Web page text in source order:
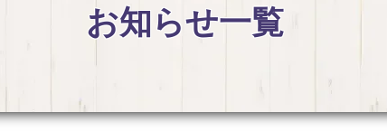
お知らせ一覧